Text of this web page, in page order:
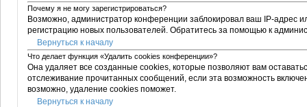
Почему я не могу зарегистрироваться?
Возможно, администратор конференции заблокировал ваш IP-адрес
регистрацию новых пользователей. Обратитесь за помощью к
Вернуться к началу
Что делает функция «Удалить cookies конференции»?
Она удаляет все созданные cookies, которые позволяют вам
отслеживание прочитанных сообщений, если эта возможность
возможно, удаление cookies поможет.
Вернуться к началу